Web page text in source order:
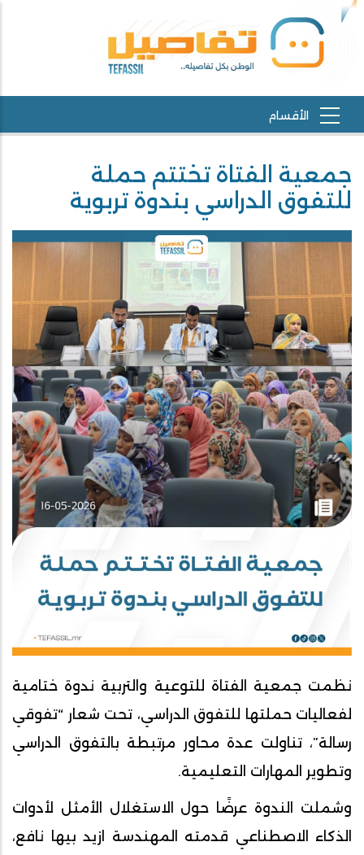
جمعية الفتاة تختتم حملة
للتفوق الدراسي بندوة تربوية
نظمت جمعية الفتاة للتوعية والتربية ندوة ختامية
لفعاليات حملتها للتفوق الدراسي، تحت شعار “تفوقي
رسالة”، تناولت عدة محاور مرتبطة بالتفوق الدراسي
وتطوير المهارات التعليمية.
وشملت الندوة عرضًا حول الاستغلال الأمثل لأدوات
الذكاء الاصطناعي قدمته المهندسة ازيد بيها نافع،